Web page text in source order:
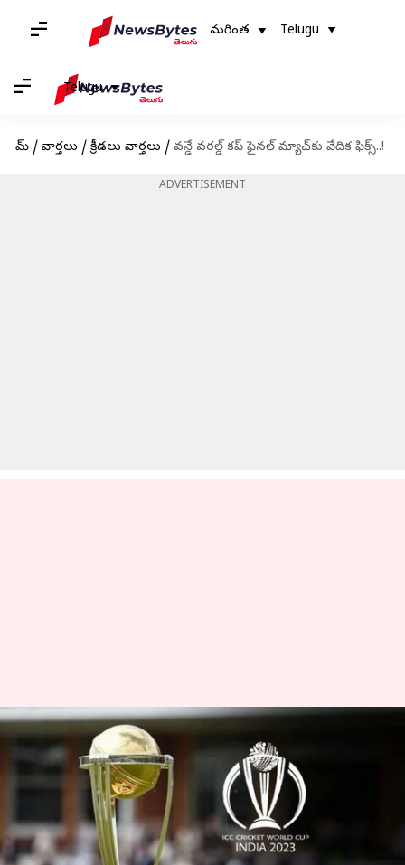
మరింత Telugu
Telugu
హోమ్ / వార్తలు / క్రీడలు వార్తలు / వన్డే వరల్డ్ కప్ ఫైనల్ మ్యాచ్‌కు వేదిక ఫిక్స్..!
ADVERTISEMENT
వన్డే వరల్డ్ కప్ ఫైనల్ మ్యాచ్‌కు వేదిక
ఫిక్స్..!
వ్రాసిన వారు Jayachandra Akuri Mar 22, 2023 10:27 am
ఈ వార్తాకథనం ఏంటి